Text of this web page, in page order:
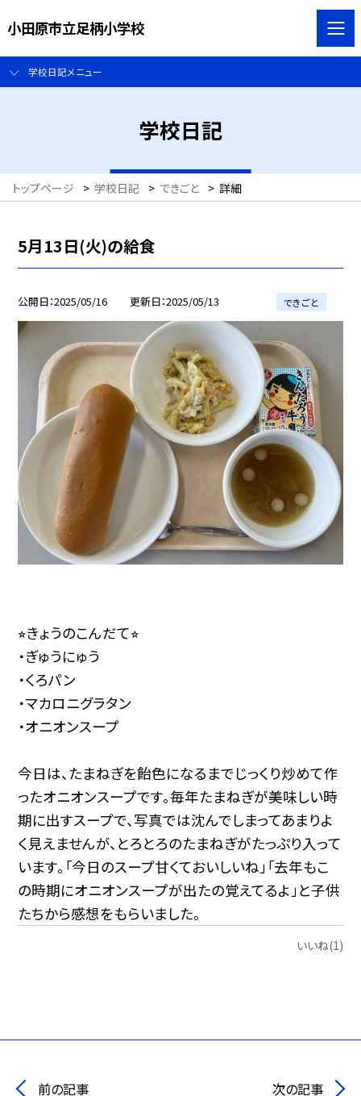
小田原市立足柄小学校
学校日記メニュー
学校日記
トップページ > 学校日記 > できごと > 詳細
5月13日(火)の給食
公開日 2025/05/16 更新日 2025/05/13 できごと
⭐︎きょうのこんだて⭐︎
・ぎゅうにゅう
・くろパン
・マカロニグラタン
・オニオンスープ
今日は、たまねぎを飴色になるまでじっくり炒めて作
ったオニオンスープです。毎年たまねぎが美味しい時
期に出すスープで、写真では沈んでしまってあまりよ
く見えませんが、とろとろのたまねぎがたっぷり入って
います。「今日のスープ甘くておいしいね」「去年もこ
の時期にオニオンスープが出たの覚えてるよ」と子供
たちから感想をもらいました。
いいね(1)
前の記事 次の記事